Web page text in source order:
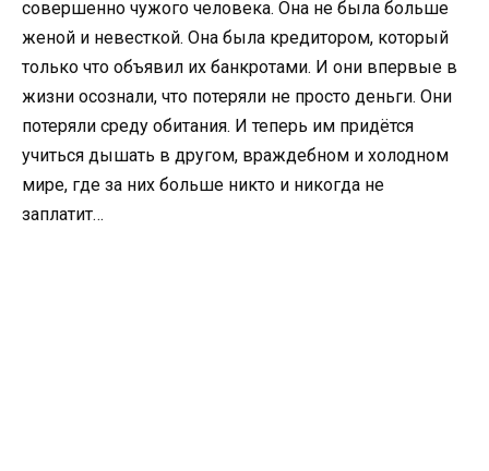
совершенно чужого человека. Она не была больше
женой и невесткой. Она была кредитором, который
только что объявил их банкротами. И они впервые в
жизни осознали, что потеряли не просто деньги. Они
потеряли среду обитания. И теперь им придётся
учиться дышать в другом, враждебном и холодном
мире, где за них больше никто и никогда не
заплатит…